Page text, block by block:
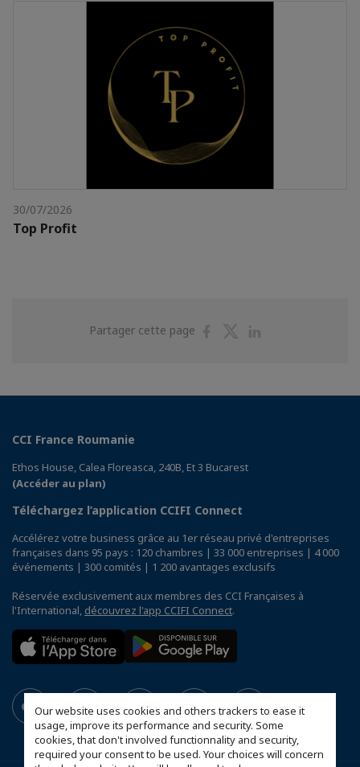
Our website uses cookies and others trackers to ease it
usage, improve its performance and security. Some
cookies, that don't involved functionnality and security,
required your consent to be used. Your choices will concern
30/07/2026
Top Profit
Partager cette page
PartagerPartager
CCI France Roumanie
Ethos House, Calea Floreasca, 240B, Et 3 Bucarest
(Accéder au plan)
Téléchargez l’application CCIFI Connect
Accélérez votre business grâce au 1er réseau privé d'entreprises
françaises dans 95 pays : 120 chambres | 33 000 entreprises | 4 000
événements | 300 comités | 1 200 avantages exclusifs
Réservée exclusivement aux membres des CCI Françaises à
l'International, découvrez l'app CCIFI Connect.